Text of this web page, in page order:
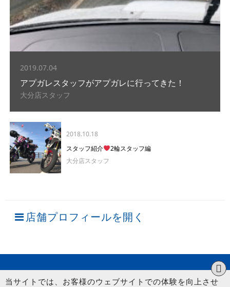
2019.07.04
アプガレスタッフがアプガレに行ってきた！
大分店スタッフ
2018.10.18
スタッフ紹介
2輪スタッフ編
大分店スタッフ
店舗プロフィールを開く
当サイトでは、お客様のウェブサイトでの体験を向上させ